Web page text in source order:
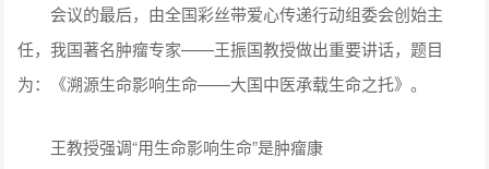
会议的最后，由全国彩丝带爱心传递行动组委会创始主
任，我国著名肿瘤专家——王振国教授做出重要讲话，题目
为：《溯源生命影响生命——大国中医承载生命之托》。
王教授强调“用生命影响生命”是肿瘤康